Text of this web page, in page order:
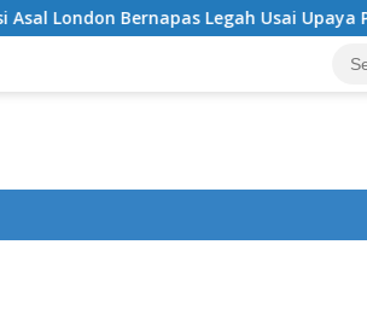
Usai Upaya PK Dikabulkan MA